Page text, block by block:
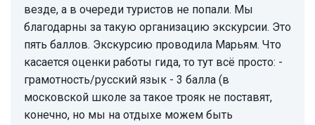
везде, а в очереди туристов не попали. Мы
благодарны за такую организацию экскурсии. Это
пять баллов. Экскурсию проводила Марьям. Что
касается оценки работы гида, то тут всё просто: -
грамотность/русский язык - 3 балла (в
московской школе за такое трояк не поставят,
конечно, но мы на отдыхе можем быть